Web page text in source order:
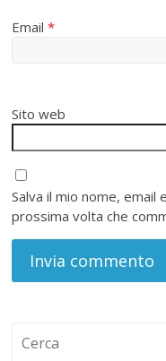
Email*
Sito web
Salva il mio nome,
prossima volta che